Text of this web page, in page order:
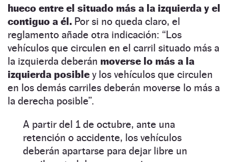
hueco entre el situado más a la izquierda y el
contiguo a él. Por si no queda claro, el
reglamento añade otra indicación: “Los
vehículos que circulen en el carril situado más a
la izquierda deberán moverse lo más a la
izquierda posible y los vehículos que circulen
en los demás carriles deberán moverse lo más a
la derecha posible”.
A partir del 1 de octubre, ante una
retención o accidente, los vehículos
deberán apartarse para dejar libre un